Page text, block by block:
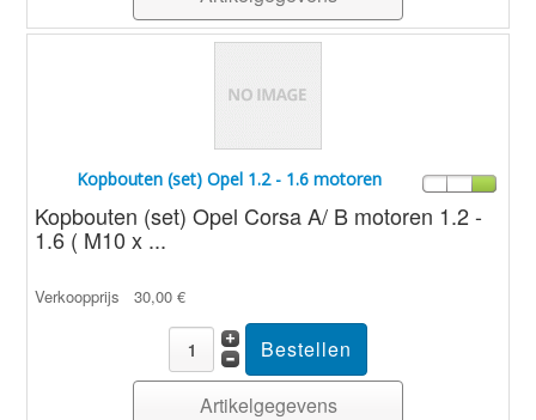
Kopbouten (set) Opel 1.2 - 1.6 motoren
Kopbouten (set) Opel Corsa A/ B motoren 1.2 -
1.6 ( M10 x ...
Verkoopprijs 30,00 €
Artikelgegevens